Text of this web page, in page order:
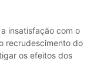
insatisfação com o
recrudescimento do
os efeitos dos